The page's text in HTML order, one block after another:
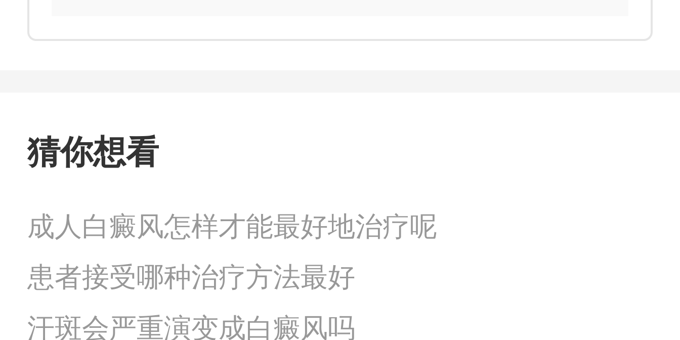
猜你想看
成人白癜风怎样才能最好地治疗呢
患者接受哪种治疗方法最好
汗斑会严重演变成白癜风吗